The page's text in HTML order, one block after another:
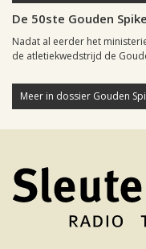
De 50ste Gouden
Nadat al eerder het
de atletiekwedstrijd de
Meer in dossier Gouden